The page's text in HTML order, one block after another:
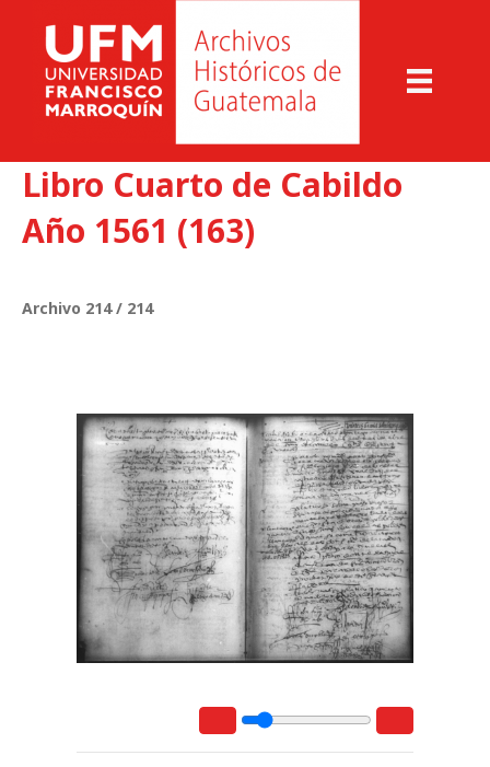
Libro Cuarto de Cabildo
Año 1561 (163)
Archivo 214 / 214